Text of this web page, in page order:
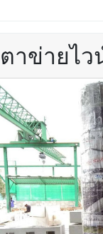
ตาข่ายไ